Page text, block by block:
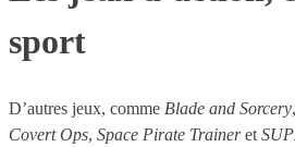
sport
D’autres jeux, comme Blade and Sorcery,
Covert Ops, Space Pirate Traineret